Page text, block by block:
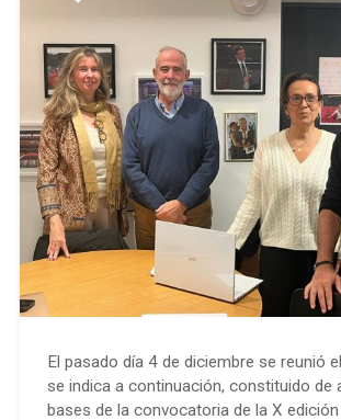
El pasado día 4 de diciembre se reunió
se indica a continuación, constituido de
bases de la convocatoria de la X